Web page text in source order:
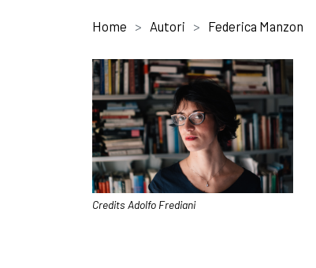
Home Autori Federica Manzon
Credits Adolfo Frediani